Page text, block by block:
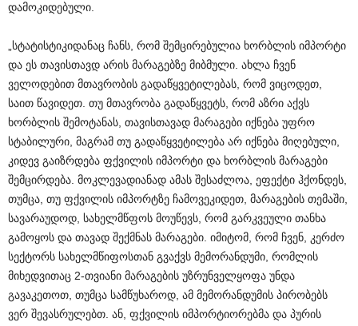
დამოკიდებული.
„სტატისტიკიდანაც ჩანს, რომ შემცირებულია ხორბლის იმპორტი
და ეს თავისთავდ არის მარაგებზე მიბმული. ახლა ჩვენ
ველოდებით მთავრობის გადაწყვეტილებას, რომ ვიცოდეთ,
საით წავიდეთ. თუ მთავრობა გადაწყვეტს, რომ აზრი აქვს
ხორბლის შემოტანას, თავისთავად მარაგები იქნება უფრო
სტაბილური, მაგრამ თუ გადაწყვეტილება არ იქნება მიღებული,
კიდევ გაიზრდება ფქვილის იმპორტი და ხორბლის მარაგები
შემცირდება. მოკლევადიანად ამას შესაძლოა, ეფექტი ჰქონდეს,
თუმცა, თუ ფქვილის იმპორტზე ჩამოვეკიდეთ, მარაგების თემაში,
სავარაუდოდ, სახელმწფოს მოუწევს, რომ გარკვეული თანხა
გამოყოს და თავად შექმნას მარაგები. იმიტომ, რომ ჩვენ, კერძო
სექტორს სახელმწიფოსთან გვაქვს მემორანდუმი, რომლის
მიხედვითაც 2-თვიანი მარაგების უზრუნველყოფა უნდა
გავაკეთოთ, თუმცა სამწუხაროდ, ამ მემორანდუმის პირობებს
ვერ შევასრულებთ. ან, ფქვილის იმპორტიორებმა და პურის